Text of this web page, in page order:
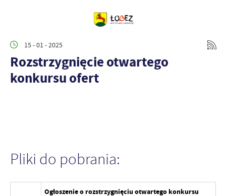
15 - 01 - 2025
Rozstrzygnięcie otwartego
konkursu ofert
Pliki do pobrania:
Ogłoszenie o rozstrzygnięciu otwartego konkursu